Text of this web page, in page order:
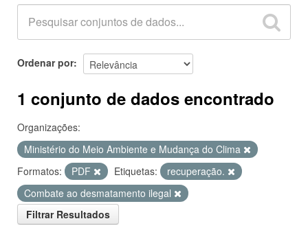
Ordenar por
1 conjunto de dados encontrado
Organizações:
Ministério do Meio Ambiente e Mudança do Clima
Formatos:
PDF Etiquetas:
recuperação.
Combate ao desmatamento ilegal
Filtrar Resultados